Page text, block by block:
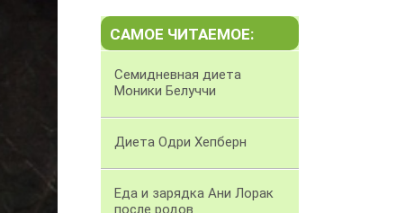
САМОЕ ЧИТАЕМОЕ:
Семидневная диета
Моники Белуччи
Диета Одри Хепберн
Еда и зарядка Ани Лорак
после родов